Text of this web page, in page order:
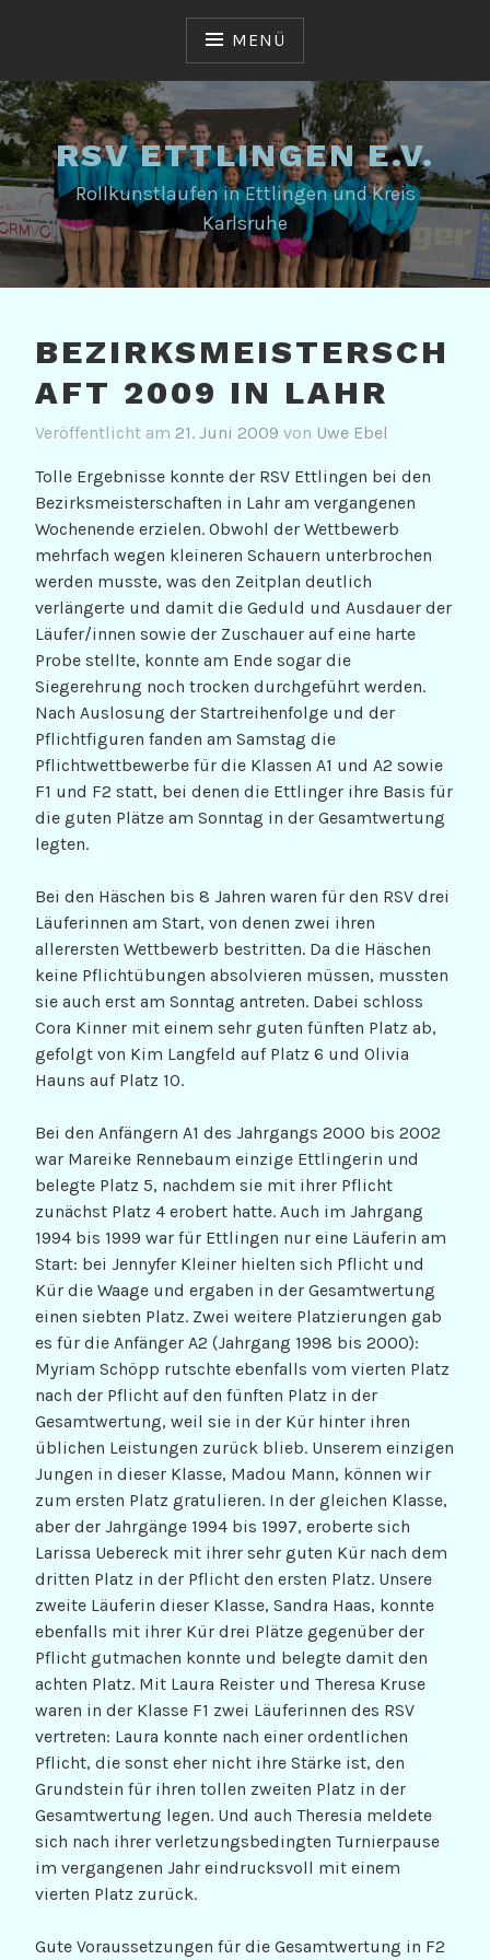
MENÜ
RSV ETTLINGEN E.V.
Rollkunstlaufen in Ettlingen und Kreis
Karlsruhe
BEZIRKSMEISTERSCH
AFT 2009 IN LAHR
Veröffentlicht am 21. Juni 2009 von Uwe Ebel
Tolle Ergebnisse konnte der RSV Ettlingen bei den
Bezirksmeisterschaften in Lahr am vergangenen
Wochenende erzielen. Obwohl der Wettbewerb
mehrfach wegen kleineren Schauern unterbrochen
werden musste, was den Zeitplan deutlich
verlängerte und damit die Geduld und Ausdauer der
Läufer/innen sowie der Zuschauer auf eine harte
Probe stellte, konnte am Ende sogar die
Siegerehrung noch trocken durchgeführt werden.
Nach Auslosung der Startreihenfolge und der
Pflichtfiguren fanden am Samstag die
Pflichtwettbewerbe für die Klassen A1 und A2 sowie
F1 und F2 statt, bei denen die Ettlinger ihre Basis für
die guten Plätze am Sonntag in der Gesamtwertung
legten.
Bei den Häschen bis 8 Jahren waren für den RSV drei
Läuferinnen am Start, von denen zwei ihren
allerersten Wettbewerb bestritten. Da die Häschen
keine Pflichtübungen absolvieren müssen, mussten
sie auch erst am Sonntag antreten. Dabei schloss
Cora Kinner mit einem sehr guten fünften Platz ab,
gefolgt von Kim Langfeld auf Platz 6 und Olivia
Hauns auf Platz 10.
Bei den Anfängern A1 des Jahrgangs 2000 bis 2002
war Mareike Rennebaum einzige Ettlingerin und
belegte Platz 5, nachdem sie mit ihrer Pflicht
zunächst Platz 4 erobert hatte. Auch im Jahrgang
1994 bis 1999 war für Ettlingen nur eine Läuferin am
Start: bei Jennyfer Kleiner hielten sich Pflicht und
Kür die Waage und ergaben in der Gesamtwertung
einen siebten Platz. Zwei weitere Platzierungen gab
es für die Anfänger A2 (Jahrgang 1998 bis 2000):
Myriam Schöpp rutschte ebenfalls vom vierten Platz
nach der Pflicht auf den fünften Platz in der
Gesamtwertung, weil sie in der Kür hinter ihren
üblichen Leistungen zurück blieb. Unserem einzigen
Jungen in dieser Klasse, Madou Mann, können wir
zum ersten Platz gratulieren. In der gleichen Klasse,
aber der Jahrgänge 1994 bis 1997, eroberte sich
Larissa Uebereck mit ihrer sehr guten Kür nach dem
dritten Platz in der Pflicht den ersten Platz. Unsere
zweite Läuferin dieser Klasse, Sandra Haas, konnte
ebenfalls mit ihrer Kür drei Plätze gegenüber der
Pflicht gutmachen konnte und belegte damit den
achten Platz. Mit Laura Reister und Theresa Kruse
waren in der Klasse F1 zwei Läuferinnen des RSV
vertreten: Laura konnte nach einer ordentlichen
Pflicht, die sonst eher nicht ihre Stärke ist, den
Grundstein für ihren tollen zweiten Platz in der
Gesamtwertung legen. Und auch Theresia meldete
sich nach ihrer verletzungsbedingten Turnierpause
im vergangenen Jahr eindrucksvoll mit einem
vierten Platz zurück.
Gute Voraussetzungen für die Gesamtwertung in F2